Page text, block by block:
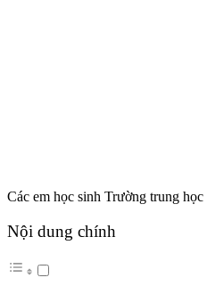
Các em học sinh Trường trung
Nội dung chính